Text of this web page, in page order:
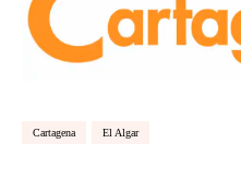
Cartagena El Algar